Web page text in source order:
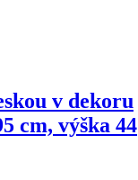
v dekoru
cm, výška 44